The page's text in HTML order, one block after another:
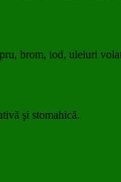
brom, iod, uleiuri
şi stomahică.